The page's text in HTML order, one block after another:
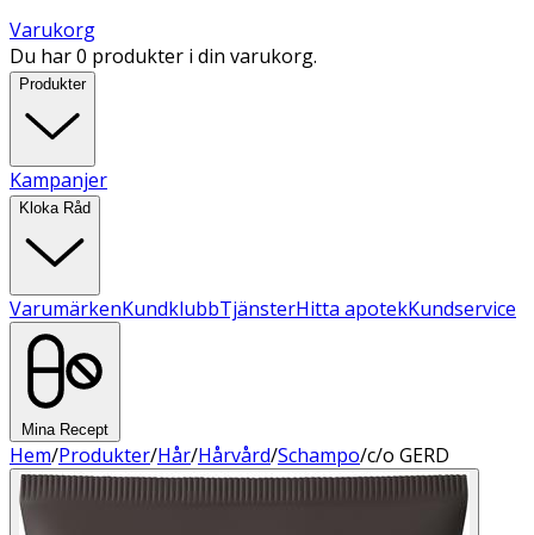
Varukorg
Du har 0 produkter i din varukorg.
Produkter
Kampanjer
Kloka Råd
VarumärkenKundklubbTjänsterHitta apotekKundservice
Mina Recept
Hem/Produkter/Hår/Hårvård/Schampo/c/o GERD